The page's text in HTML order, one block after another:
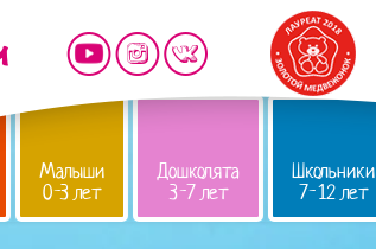
Малыши
0-3 лет
Дошколята
3-7 лет
Школьники
7-12 лет